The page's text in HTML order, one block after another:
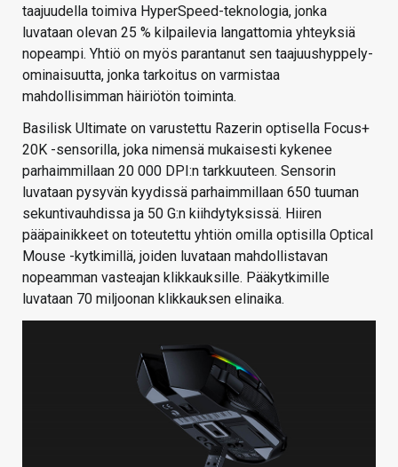
taajuudella toimiva HyperSpeed-teknologia, jonka
luvataan olevan 25 % kilpailevia langattomia yhteyksiä
nopeampi. Yhtiö on myös parantanut sen taajuushyppely-
ominaisuutta, jonka tarkoitus on varmistaa
mahdollisimman häiriötön toiminta.
Basilisk Ultimate on varustettu Razerin optisella Focus+
20K -sensorilla, joka nimensä mukaisesti kykenee
parhaimmillaan 20 000 DPI:n tarkkuuteen. Sensorin
luvataan pysyvän kyydissä parhaimmillaan 650 tuuman
sekuntivauhdissa ja 50 G:n kiihdytyksissä. Hiiren
pääpainikkeet on toteutettu yhtiön omilla optisilla Optical
Mouse -kytkimillä, joiden luvataan mahdollistavan
nopeamman vasteajan klikkauksille. Pääkytkimille
luvataan 70 miljoonan klikkauksen elinaika.